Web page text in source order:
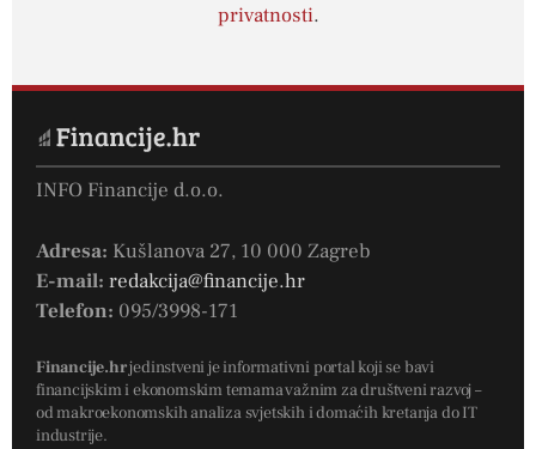
privatnosti.
INFO Financije d.o.o.
Adresa: Kušlanova 27, 10 000 Zagreb
E-mail: redakcija@financije.hr
Telefon: 095/3998-171
Financije.hrjedinstveni je informativni portal koji se bavi
financijskim i ekonomskim temama važnim za društveni razvoj –
od makroekonomskih analiza svjetskih i domaćih kretanja do IT
industrije.